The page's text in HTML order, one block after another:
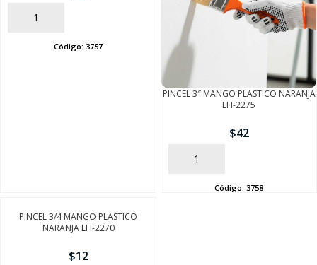
AÑADIR
Código: 3757
PINCEL 3″ MANGO PLASTICO NARANJA
LH-2275
$42
AÑADIR
Código: 3758
PINCEL 3/4 MANGO PLASTICO
NARANJA LH-2270
$12
SEGUÍ COMPRANDO